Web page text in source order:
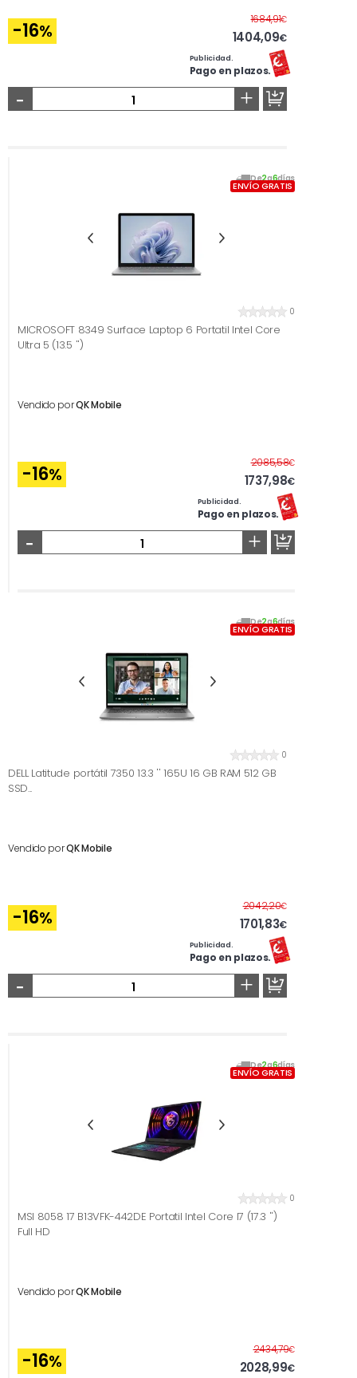
-16%
1684,91€Antes
1404,09€
Publicidad.
Pago en plazos.
- +
De2a6días
ENVÍO GRATIS
0
MICROSOFT 8349 Surface Laptop 6 Portatil Intel Core
Ultra 5 (13.5 '')
Vendido porQK Mobile
-16%
2085,58€Antes
1737,98€
Publicidad.
Pago en plazos.
- +
De2a6días
ENVÍO GRATIS
0
DELL Latitude portátil 7350 13.3 '' 165U 16 GB RAM 512 GB
SSD...
Vendido porQK Mobile
-16%
2042,20€Antes
1701,83€
Publicidad.
Pago en plazos.
- +
De2a6días
ENVÍO GRATIS
0
MSI 8058 17 B13VFK-442DE Portatil Intel Core I7 (17.3 '')
Full HD
Vendido porQK Mobile
-16%
2434,79€Antes
2028,99€